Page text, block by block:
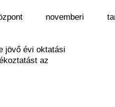
novemberi
jövő évi oktatási
az